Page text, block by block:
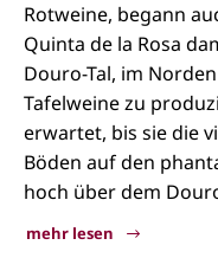
Rotweine, begann
Quinta de la Rosa
Douro-Tal, im
Tafelweine zu
erwartet, bis sie die
Böden auf den
hoch über dem
mehr lesen